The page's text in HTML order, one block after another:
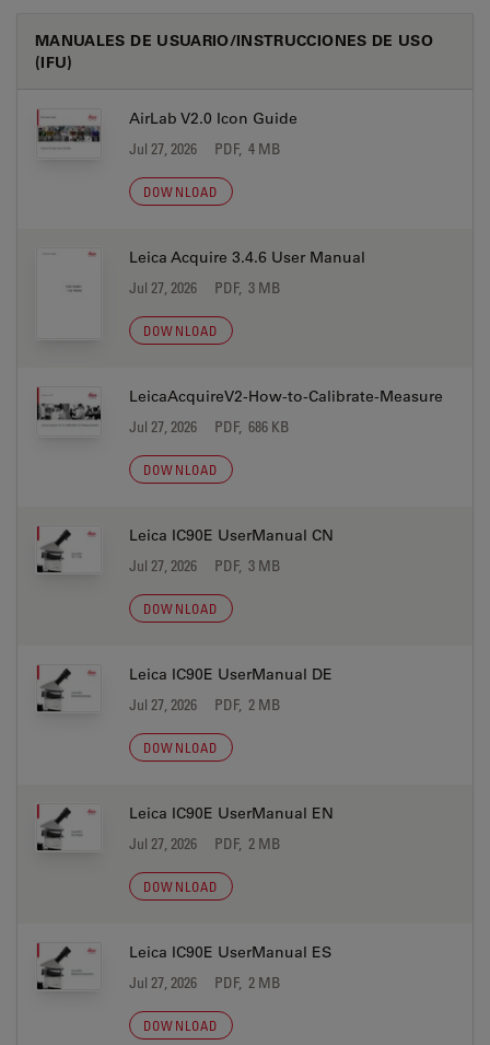
MANUALES DE USUARIO/INSTRUCCIONES DE USO
(IFU)
AirLab V2.0 Icon Guide
Jul 27, 2026 PDF, 4 MB
DOWNLOAD
Leica Acquire 3.4.6 User Manual
Jul 27, 2026 PDF, 3 MB
DOWNLOAD
LeicaAcquireV2-How-to-Calibrate-Measure
Jul 27, 2026 PDF, 686 KB
DOWNLOAD
Leica IC90E UserManual CN
Jul 27, 2026 PDF, 3 MB
DOWNLOAD
Leica IC90E UserManual DE
Jul 27, 2026 PDF, 2 MB
DOWNLOAD
Leica IC90E UserManual EN
Jul 27, 2026 PDF, 2 MB
DOWNLOAD
Leica IC90E UserManual ES
Jul 27, 2026 PDF, 2 MB
DOWNLOAD